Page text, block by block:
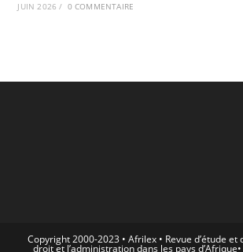
JUIN 2026 / 0 COMMENTAIRE
Copyright 2000-2023 • Afrilex • Revue d’étude
droit et l’administration dans les pays d’Afrique•